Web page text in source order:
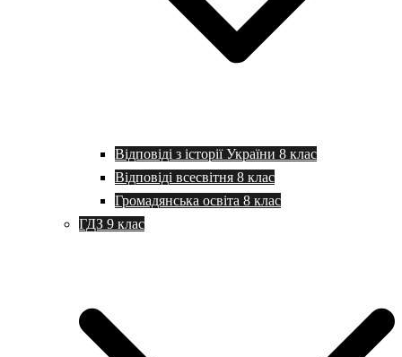
Відповіді з історії України 8 клас
Відповіді всесвітня 8 клас
Громадянська освіта 8 клас
ГДЗ 9 клас